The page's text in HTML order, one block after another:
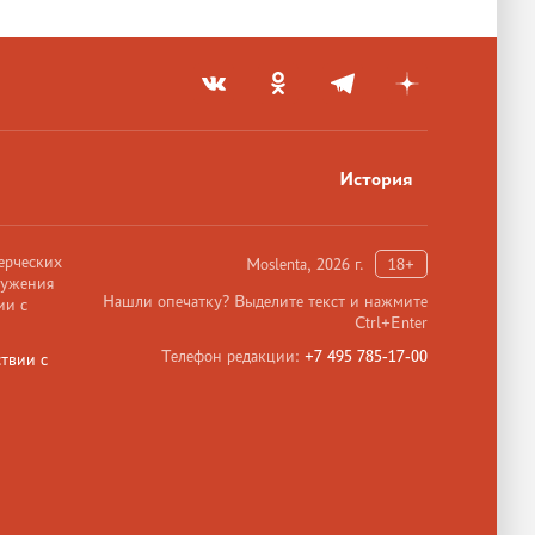
История
Moslenta, 2026 г.
18+
Нашли опечатку? Выделите текст и нажмите
Ctrl+Enter
Телефон редакции: +7 495 785-17-00
с
с